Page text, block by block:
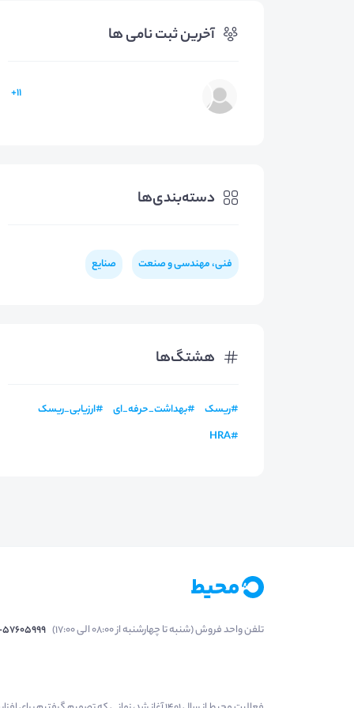
آخرین ثبت نامی ها
11+
دسته‌بندی‌ها
فنی، مهندسی و صنعت صنایع
هشتگ‌ها
#ریسک #بهداشت_حرفه_ای #ارزیابی_ریسک
#
HRA
تلفن واحد فروش (شنبه تا چهارشنبه از 08:00 الی 17:00) 57605999